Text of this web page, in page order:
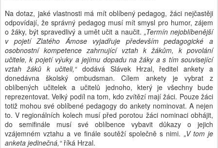
Na dotaz, jaké vlastnosti má mít oblíbený pedagog, žáci nejčastěji
odpovídají, že správný pedagog musí mít smysl pro humor, zájem
o žáky, být spravedlivý a umět učit a naučit.„Termín nejoblíbenější
v pojetí Zlatého Ámose vyjadřuje především pedagogické a
osobnostní kompetence zahrnující vztah k žákům, k povolání
učitele, k pojetí výuky a jejímu dopadu na žáky a s tím související
vztah žáků k učiteli,“dodává Slávek Hrzal, ředitel ankety a
donedávna školský ombudsman. Cílem ankety je vybrat z
oblíbených učitelek a učitelů jednoho, který je všechny bude
reprezentovat. Velký podíl na tom, kdo zvítězí mají žáci. Pouze žáci
totiž mohou své oblíbené pedagogy do ankety nominovat. A nejen
to. V regionálních kolech musí před porotou žáci nominaci obhájit,
do semifinále musí své oblíbence vybavit důkazy o jejich
vzájemném vztahu a ve finále soutěží společně s nimi. „V tom je
anketa jedinečná,“říká Hrzal.